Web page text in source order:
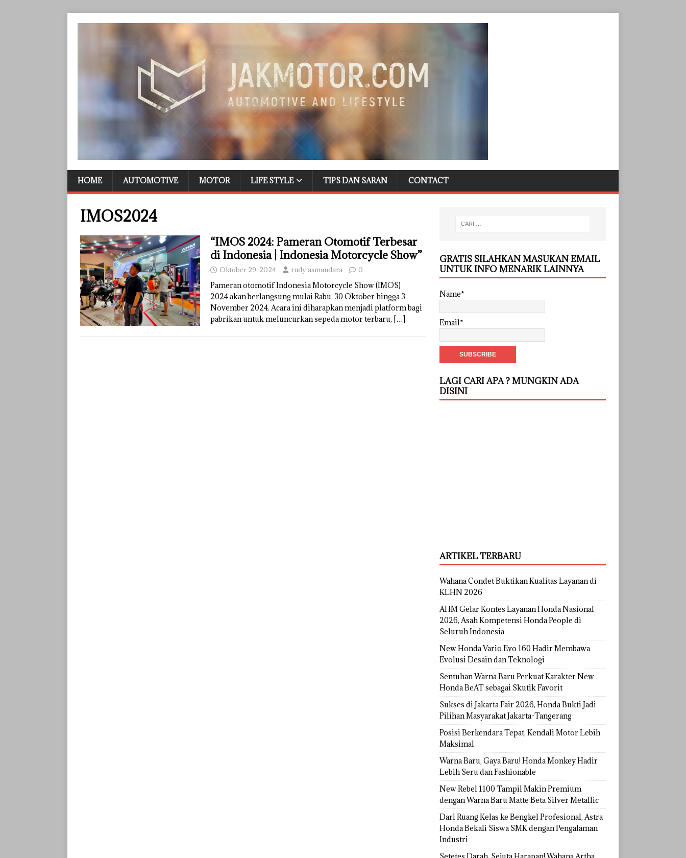
HOME AUTOMOTIVE MOTOR LIFE STYLE TIPS DAN SARAN CONTACT
IMOS2024
“IMOS 2024: Pameran Otomotif Terbesar
di Indonesia | Indonesia Motorcycle Show”
Oktober 29, 2024 rudy asmandara 0
Pameran otomotif Indonesia Motorcycle Show (IMOS)
2024 akan berlangsung mulai Rabu, 30 Oktober hingga 3
November 2024. Acara ini diharapkan menjadi platform bagi
pabrikan untuk meluncurkan sepeda motor terbaru, […]
GRATIS SILAHKAN MASUKAN EMAIL
UNTUK INFO MENARIK LAINNYA
Name*
Email*
LAGI CARI APA ? MUNGKIN ADA
DISINI
ARTIKEL TERBARU
Wahana Condet Buktikan Kualitas Layanan di
KLHN 2026
AHM Gelar Kontes Layanan Honda Nasional
2026, Asah Kompetensi Honda People di
Seluruh Indonesia
New Honda Vario Evo 160 Hadir Membawa
Evolusi Desain dan Teknologi
Sentuhan Warna Baru Perkuat Karakter New
Honda BeAT sebagai Skutik Favorit
Sukses di Jakarta Fair 2026, Honda Bukti Jadi
Pilihan Masyarakat Jakarta-Tangerang
Posisi Berkendara Tepat, Kendali Motor Lebih
Maksimal
Warna Baru, Gaya Baru! Honda Monkey Hadir
Lebih Seru dan Fashionable
New Rebel 1100 Tampil Makin Premium
dengan Warna Baru Matte Beta Silver Metallic
Dari Ruang Kelas ke Bengkel Profesional, Astra
Honda Bekali Siswa SMK dengan Pengalaman
Industri